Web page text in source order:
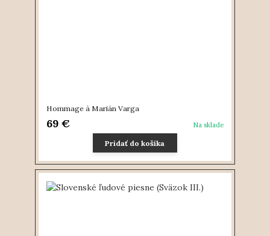
Hommage à Marián Varga
69 € Na sklade
Pridať do košíka